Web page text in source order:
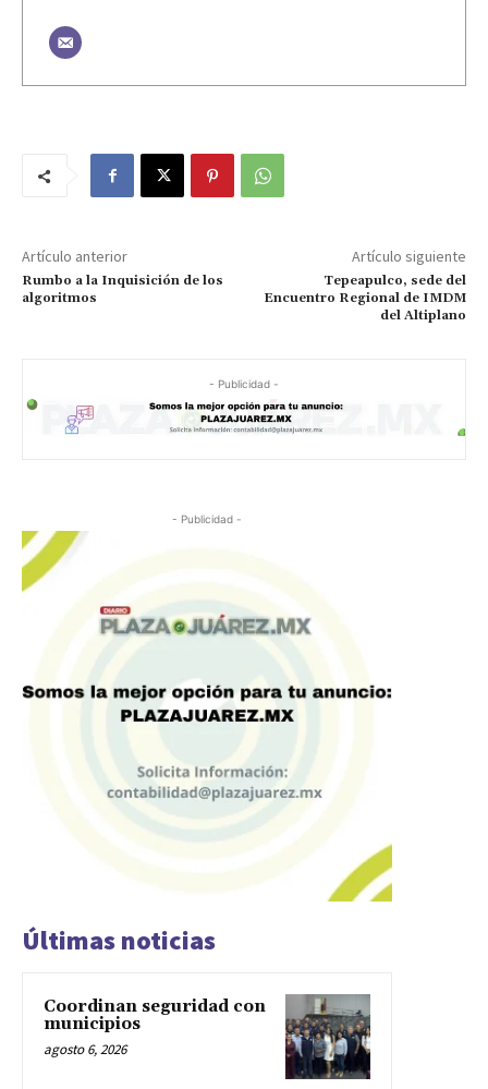
Artículo anterior
Rumbo a la Inquisición de los
algoritmos
Artículo siguiente
Tepeapulco, sede del
Encuentro Regional de IMDM
del Altiplano
- Publicidad -
- Publicidad -
Últimas noticias
Coordinan seguridad con
municipios
agosto 6, 2026